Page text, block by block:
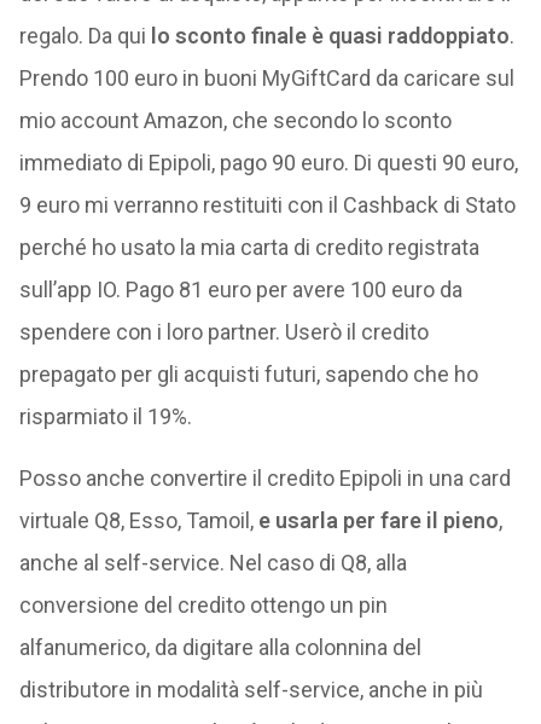
regalo. Da qui lo sconto finale è quasi raddoppiato.
Prendo 100 euro in buoni MyGiftCard da caricare sul
mio account Amazon, che secondo lo sconto
immediato di Epipoli, pago 90 euro. Di questi 90 euro,
9 euro mi verranno restituiti con il Cashback di Stato
perché ho usato la mia carta di credito registrata
sull’app IO. Pago 81 euro per avere 100 euro da
spendere con i loro partner. Userò il credito
prepagato per gli acquisti futuri, sapendo che ho
risparmiato il 19%.
Posso anche convertire il credito Epipoli in una card
virtuale Q8, Esso, Tamoil, e usarla per fare il pieno,
anche al self-service. Nel caso di Q8, alla
conversione del credito ottengo un pin
alfanumerico, da digitare alla colonnina del
distributore in modalità self-service, anche in più